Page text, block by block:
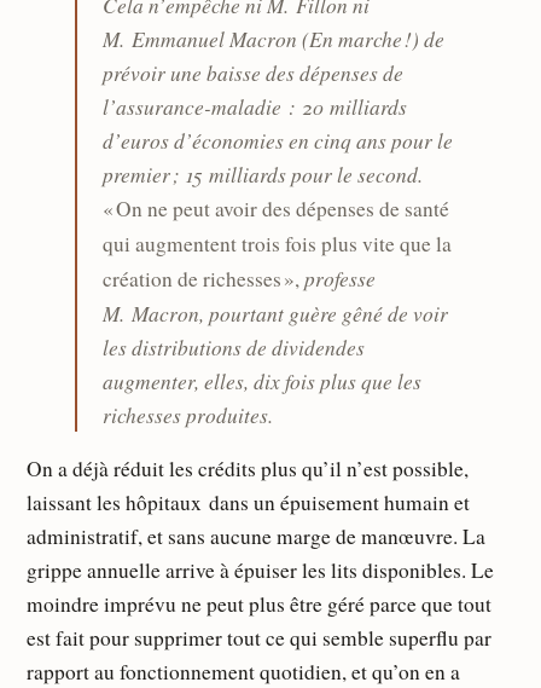
M. Emmanuel Macron (En marche !) de
prévoir une baisse des dépenses de
l’assurance-maladie : 20 milliards
d’euros d’économies en cinq ans pour le
premier ; 15 milliards pour le second.
« On ne peut avoir des dépenses de santé
qui augmentent trois fois plus vite que la
création de richesses », professe
M. Macron, pourtant guère gêné de voir
les distributions de dividendes
augmenter, elles, dix fois plus que les
richesses produites.
On a déjà réduit les crédits plus qu’il n’est possible,
laissant les hôpitaux dans un épuisement humain et
administratif, et sans aucune marge de manœuvre. La
grippe annuelle arrive à épuiser les lits disponibles. Le
moindre imprévu ne peut plus être géré parce que tout
est fait pour supprimer tout ce qui semble superflu par
rapport au fonctionnement quotidien, et qu’on en a